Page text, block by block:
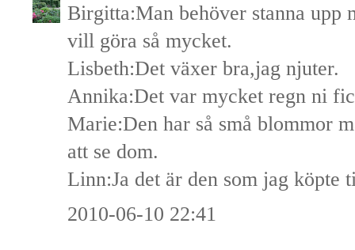
Birgitta:Man behöver stanna upp
vill göra så mycket.
Lisbeth:Det växer bra,jag njuter.
Annika:Det var mycket regn ni
Marie:Den har så små blommor
att se dom.
Linn:Ja det är den som jag köpte
2010-06-10 22:41